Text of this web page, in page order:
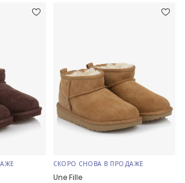
СКОРО СНОВА В ПРОДАЖЕ
Une Fille